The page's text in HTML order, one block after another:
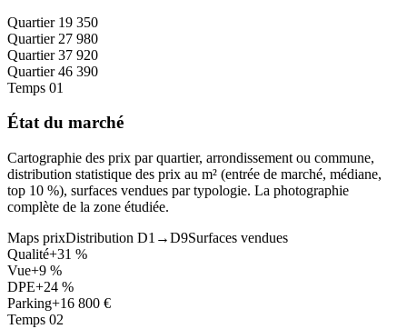
Quartier 19 350
Quartier 27 980
Quartier 37 920
Quartier 46 390
Temps 01
État du marché
Cartographie des prix par quartier, arrondissement ou commune,
distribution statistique des prix au m² (entrée de marché, médiane,
top 10 %), surfaces vendues par typologie. La photographie
complète de la zone étudiée.
Maps prixDistribution D1→D9Surfaces vendues
Qualité+31 %
Vue+9 %
DPE+24 %
Parking+16 800 €
Temps 02